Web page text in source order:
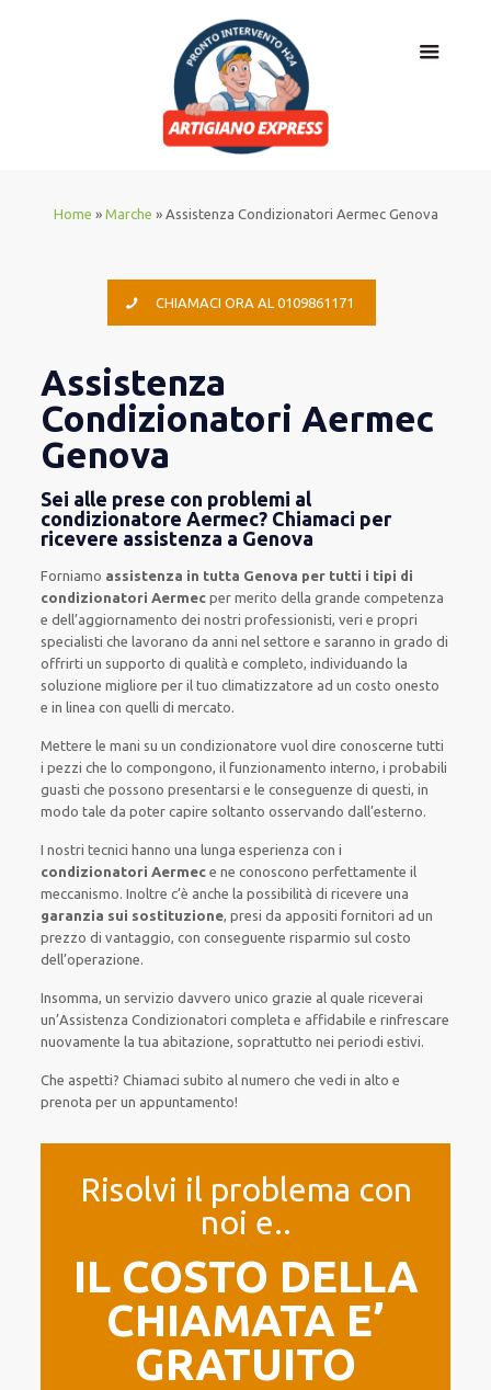
Home » Marche » Assistenza Condizionatori Aermec Genova
CHIAMACI ORA AL 0109861171
Assistenza
Condizionatori Aermec
Genova
Sei alle prese con problemi al
condizionatore Aermec? Chiamaci per
ricevere assistenza a Genova
Forniamo assistenza in tutta Genova per tutti i tipi di
condizionatori Aermec per merito della grande competenza
e dell’aggiornamento dei nostri professionisti, veri e propri
specialisti che lavorano da anni nel settore e saranno in grado di
offrirti un supporto di qualità e completo, individuando la
soluzione migliore per il tuo climatizzatore ad un costo onesto
e in linea con quelli di mercato.
Mettere le mani su un condizionatore vuol dire conoscerne tutti
i pezzi che lo compongono, il funzionamento interno, i probabili
guasti che possono presentarsi e le conseguenze di questi, in
modo tale da poter capire soltanto osservando dall’esterno.
I nostri tecnici hanno una lunga esperienza con i
condizionatori Aermec e ne conoscono perfettamente il
meccanismo. Inoltre c’è anche la possibilità di ricevere una
garanzia sui sostituzione, presi da appositi fornitori ad un
prezzo di vantaggio, con conseguente risparmio sul costo
dell’operazione.
Insomma, un servizio davvero unico grazie al quale riceverai
un’Assistenza Condizionatori completa e affidabile e rinfrescare
nuovamente la tua abitazione, soprattutto nei periodi estivi.
Che aspetti? Chiamaci subito al numero che vedi in alto e
prenota per un appuntamento!
Risolvi il problema con
noi e..
IL COSTO DELLA
CHIAMATA E’
GRATUITO